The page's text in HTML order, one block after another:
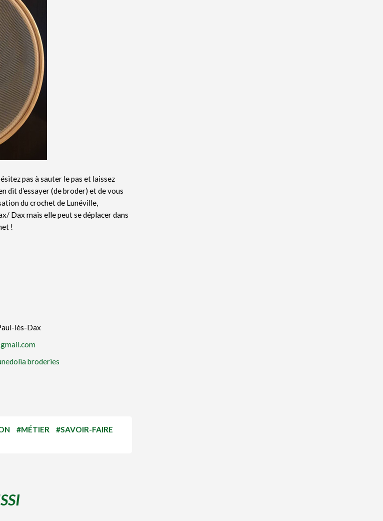
pas à sauter le pas et laissez
dit d’essayer (de broder) et de vous
du crochet de Lunéville,
Dax mais elle peut se déplacer dans
!
lès-Dax
broderies
#MÉTIER
#SAVOIR-FAIRE